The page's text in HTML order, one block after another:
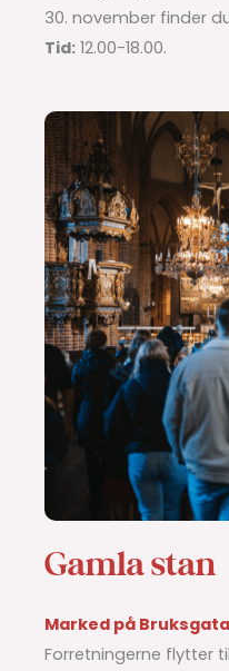
30. november finder
Tid: 12.00-18.00.
Gamla stan
Marked på
Forretningerne flytter